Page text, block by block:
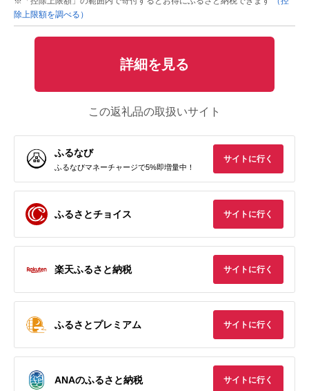
除上限額を調べる）
詳細を見る
この返礼品の取扱いサイト
ふるなび
ふるなびマネーチャージで5%即増量中！
サイトに行く
ふるさとチョイス サイトに行く
楽天ふるさと納税 サイトに行く
ふるさとプレミアム サイトに行く
ANAのふるさと納税 サイトに行く